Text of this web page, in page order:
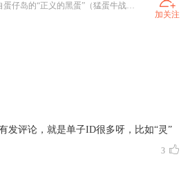
我是顾梦 一个来自蛋仔岛的“正义的黑蛋”（猛蛋牛战士） 时常会更新蛋仔日常和小故事 持续更新打假视频 欢迎加入蛋贩子俱乐部 四肢健全 能睡能吃 让我看看 今天该抓谁进小黑屋
加关注
发评论，就是单子ID很多呀，比如“灵”
3